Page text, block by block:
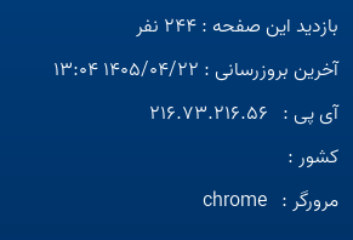
بازدید این صفحه : 244 نفر
آخرین بروزرسانی : 1405/04/22 13:04
آی پی : 216.73.216.56
کشور :
مرورگر : chrome